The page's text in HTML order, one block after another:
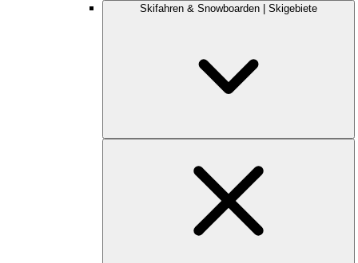
Skifahren & Snowboarden | Skigebiete